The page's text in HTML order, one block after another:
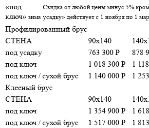
«под
ключ» зима
Скидка от любой цены минус 5%
усадку» действует с 1 ноября по 1
Профилированный брус
СТЕНА
90x140
под усадку
763 300 Р 878
под ключ 1 018 300 Р 1
под ключ / сухой брус 1 140 000 Р 1
Клееный брус
СТЕНА
90x140
под ключ
1 354 900 Р 1
под ключ / сухой брус 1 517 000 Р 1